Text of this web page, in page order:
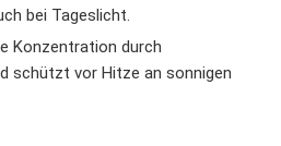
bei Tageslicht.
Konzentration durch
schützt vor Hitze an sonnigen